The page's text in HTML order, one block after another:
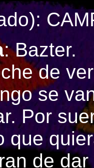
: Bazter.
de
se
Por
que
de